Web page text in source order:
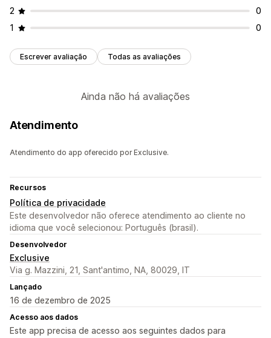
2
0
1
0
Escrever avaliação Todas as avaliações
Ainda não há avaliações
Atendimento
Atendimento do app oferecido por Exclusive.
Recursos
Política de privacidade
Este desenvolvedor não oferece atendimento ao cliente no
idioma que você selecionou: Português (brasil).
Desenvolvedor
Exclusive
Via g. Mazzini, 21, Sant'antimo, NA, 80029, IT
Lançado
16 de dezembro de 2025
Acesso aos dados
Este app precisa de acesso aos seguintes dados para